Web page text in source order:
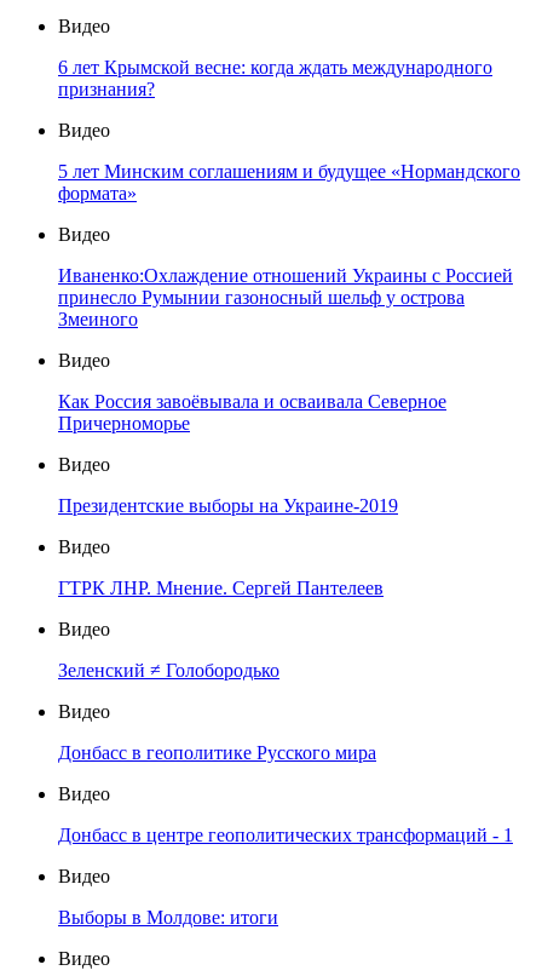
Видео
6 лет Крымской весне: когда ждать международного
признания?
Видео
5 лет Минским соглашениям и будущее «Нормандского
формата»
Видео
Иваненко:Охлаждение отношений Украины с Россией
принесло Румынии газоносный шельф у острова
Змеиного
Видео
Как Россия завоёвывала и осваивала Северное
Причерноморье
Видео
Президентские выборы на Украине-2019
Видео
ГТРК ЛНР. Мнение. Сергей Пантелеев
Видео
Зеленский ≠ Голобородько
Видео
Донбасс в геополитике Русского мира
Видео
Донбасс в центре геополитических трансформаций - 1
Видео
Выборы в Молдове: итоги
Видео